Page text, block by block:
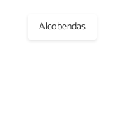
Alcobendas